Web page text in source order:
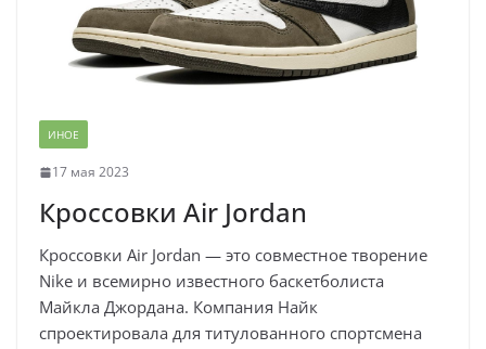
ИНОЕ
17 мая 2023
Кроссовки Air Jordan
Кроссовки Air Jordan — это совместное творение
Nike и всемирно известного баскетболиста
Майкла Джордана. Компания Найк
спроектировала для титулованного спортсмена